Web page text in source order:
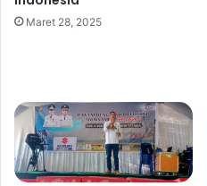
I
n
h
t
V
a
a
n
D
K
P
B
Maret 28, 2025